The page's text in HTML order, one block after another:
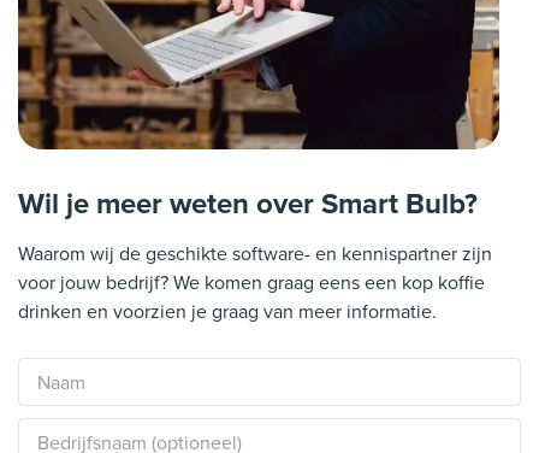
Wil je meer weten over Smart Bulb?
Waarom wij de geschikte software- en kennispartner zijn
voor jouw bedrijf? We komen graag eens een kop koffie
drinken en voorzien je graag van meer informatie.